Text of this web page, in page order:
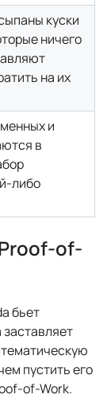
куски
ничего
на их
и
в
либо
of-
бьет
пустить его
of-Work.